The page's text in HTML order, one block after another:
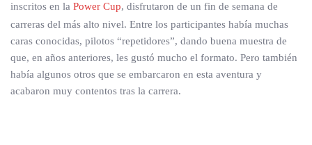
inscritos en la Power Cup, disfrutaron de un fin de semana de
carreras del más alto nivel. Entre los participantes había muchas
caras conocidas, pilotos “repetidores”, dando buena muestra de
que, en años anteriores, les gustó mucho el formato. Pero también
había algunos otros que se embarcaron en esta aventura y
acabaron muy contentos tras la carrera.